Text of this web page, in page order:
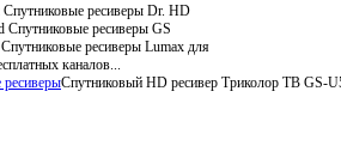
ресиверы Dr. HD
Спутниковые ресиверы GS
ресиверы Lumax для
каналов...
ресиверыСпутниковый HD ресивер Триколор ТВ GS-